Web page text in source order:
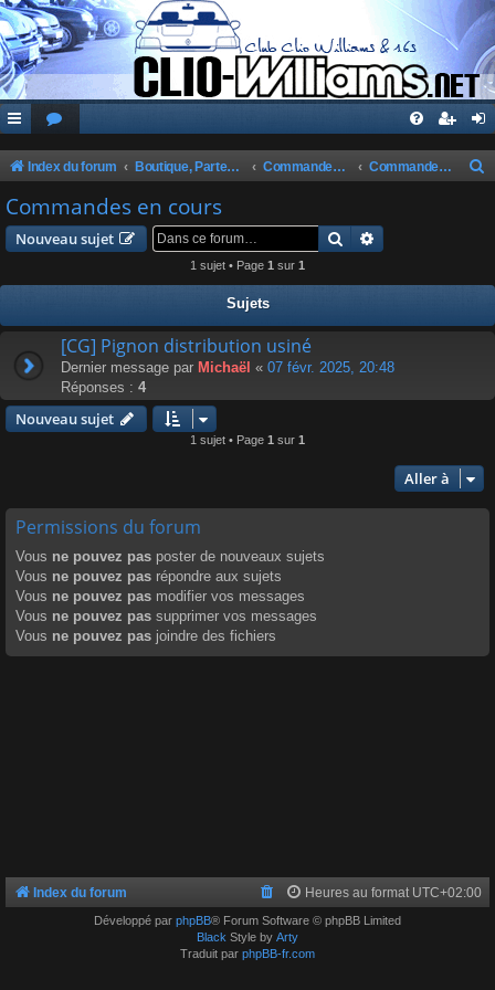
Index du forum Boutique, Partenaires, Petites Annonces, Commandes Groupées Commandes Groupées Club Commandes en cours
e
Commandes en cours
Nouveau sujet Rechercher
1 sujet • Page 1 sur 1
Sujets
[CG] Pignon distribution usiné
Dernier message par Michaël « 07 févr. 2025, 20:48
Réponses : 4
Nouveau sujet
1 sujet • Page 1 sur 1
Aller à
Permissions du forum
Vous ne pouvez pas poster de nouveaux sujets
Vous ne pouvez pas répondre aux sujets
Vous ne pouvez pas modifier vos messages
Vous ne pouvez pas supprimer vos messages
Vous ne pouvez pas joindre des fichiers
Index du forum Heures au format UTC+02:00
Développé par phpBB® Forum Software © phpBB Limited
Black Style by Arty
Traduit par phpBB-fr.com